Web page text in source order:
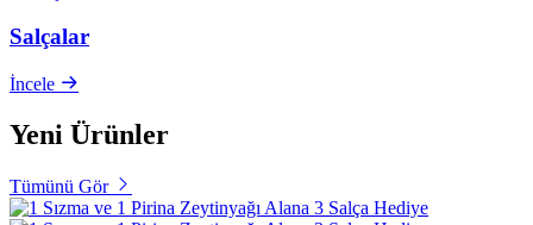
Salçalar
İncele
Yeni Ürünler
Tümünü Gör